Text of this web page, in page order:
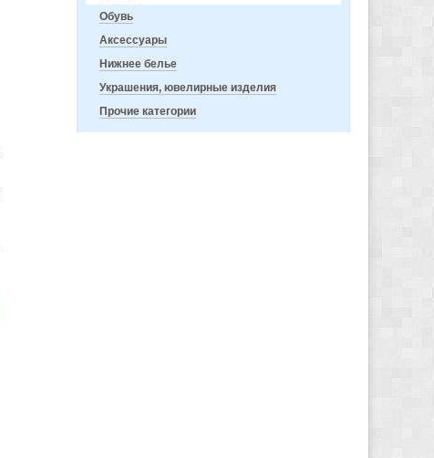
Обувь
Аксессуары
Нижнее белье
Украшения, ювелирные изделия
Прочие категории